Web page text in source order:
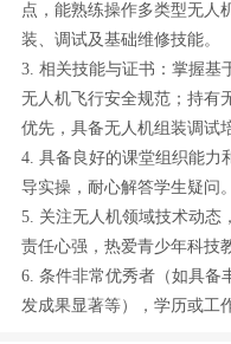
点，能熟练操作多类型无人
装、调试及基础维修技能。
3. 相关技能与证书：掌握基
无人机飞行安全规范；持有
优先，具备无人机组装调试
4. 具备良好的课堂组织能力
导实操，耐心解答学生疑问。
5. 关注无人机领域技术动态
责任心强，热爱青少年科技
6. 条件非常优秀者（如具备
发成果显著等），学历或工